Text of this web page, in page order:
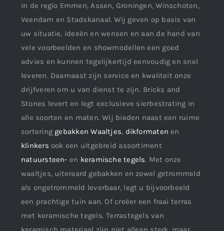
in de regio Emmen, Assen, Groningen, Winschoten,
Veendam en Stadskanaal. Wij geven op basis van
uw situatie, ideeën en wensen en aan de hand van
vele voorbeelden en showmodellen een goed
advies en kunnen tegelijkertijd eenvoudig en snel
leveren. Daarnaast zijn service en kwaliteit onze
drijfveren om u van dienst te zijn. Bricks and
Stones levert en legt exclusieve sierbestrating in
alle soorten en maten. Wij bieden naast een ruime
sortering gebakken Waaltjes, dikformaten en
klinkers ook een uitgebreid assortiment
natuursteen- en keramische tegels. Met onze
waaltjes, uiteraard gebakken en zowel getrommeld
als ongetrommeld leverbaar, legt u bijvoorbeeld
een prachtige tuin aan. Of creëer een fraai terras
met keramische tegels. Terrastegels van